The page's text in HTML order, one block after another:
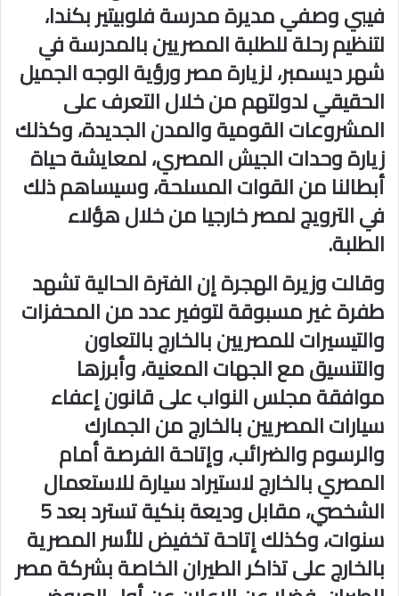
فيبي وصفي مديرة مدرسة فلوبيتير بكندا،
لتنظيم رحلة للطلبة المصريين بالمدرسة في
شهر ديسمبر، لزيارة مصر ورؤية الوجه الجميل
الحقيقي لدولتهم من خلال التعرف على
المشروعات القومية والمدن الجديدة، وكذلك
زيارة وحدات الجيش المصري، لمعايشة حياة
أبطالنا من القوات المسلحة، وسيساهم ذلك
في الترويج لمصر خارجيا من خلال هؤلاء
الطلبة.
وقالت وزيرة الهجرة إن الفترة الحالية تشهد
طفرة غير مسبوقة لتوفير عدد من المحفزات
والتيسيرات للمصريين بالخارج بالتعاون
والتنسيق مع الجهات المعنية، وأبرزها
موافقة مجلس النواب على قانون إعفاء
سيارات المصريين بالخارج من الجمارك
والرسوم والضرائب، وإتاحة الفرصة أمام
المصري بالخارج لاستيراد سيارة للاستعمال
الشخصي، مقابل وديعة بنكية تسترد بعد 5
سنوات، وكذلك إتاحة تخفيض للأسر المصرية
بالخارج على تذاكر الطيران الخاصة بشركة مصر